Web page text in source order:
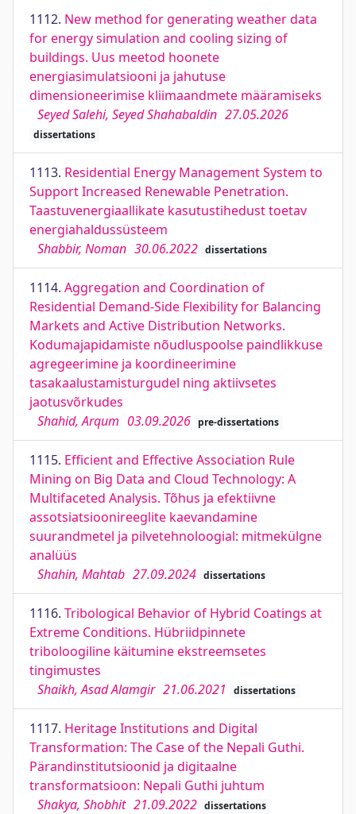
1112. New method for generating weather data
for energy simulation and cooling sizing of
buildings. Uus meetod hoonete
energiasimulatsiooni ja jahutuse
dimensioneerimise kliimaandmete määramiseks
Seyed Salehi, Seyed Shahabaldin 27.05.2026
dissertations
1113. Residential Energy Management System to
Support Increased Renewable Penetration.
Taastuvenergiaallikate kasutustihedust toetav
energiahaldussüsteem
Shabbir, Noman 30.06.2022 dissertations
1114. Aggregation and Coordination of
Residential Demand-Side Flexibility for Balancing
Markets and Active Distribution Networks.
Kodumajapidamiste nõudluspoolse paindlikkuse
agregeerimine ja koordineerimine
tasakaalustamisturgudel ning aktiivsetes
jaotusvõrkudes
Shahid, Arqum 03.09.2026 pre-dissertations
1115. Efficient and Effective Association Rule
Mining on Big Data and Cloud Technology: A
Multifaceted Analysis. Tõhus ja efektiivne
assotsiatsioonireeglite kaevandamine
suurandmetel ja pilvetehnoloogial: mitmekülgne
analüüs
Shahin, Mahtab 27.09.2024 dissertations
1116. Tribological Behavior of Hybrid Coatings at
Extreme Conditions. Hübriidpinnete
triboloogiline käitumine ekstreemsetes
tingimustes
Shaikh, Asad Alamgir 21.06.2021 dissertations
1117. Heritage Institutions and Digital
Transformation: The Case of the Nepali Guthi.
Pärandinstitutsioonid ja digitaalne
transformatsioon: Nepali Guthi juhtum
Shakya, Shobhit 21.09.2022 dissertations